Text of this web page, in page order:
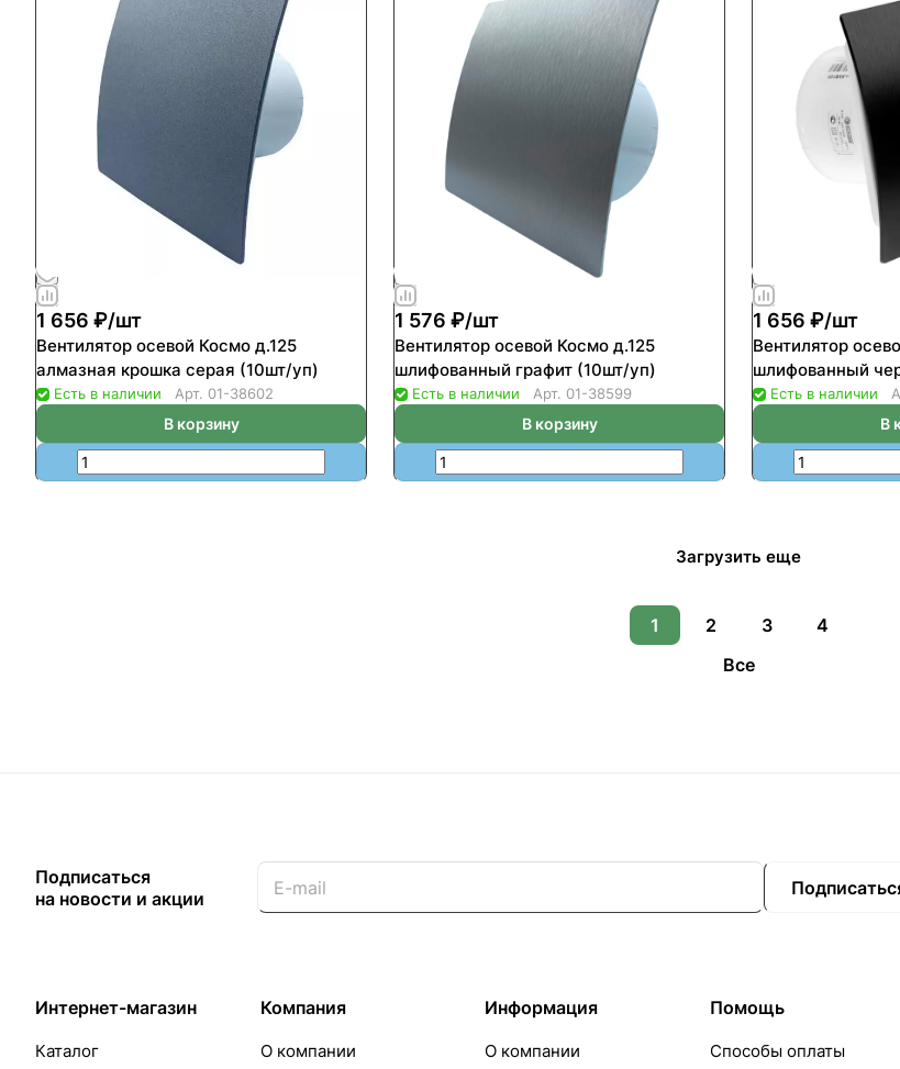
1 656 ₽/шт
Вентилятор осевой Космо д.125
алмазная крошка серая (10шт/уп)
Есть в наличии Арт. 01-38602
В корзину
1 576 ₽/шт
Вентилятор осевой Космо д.125
шлифованный графит (10шт/уп)
Есть в наличии Арт. 01-38599
В корзину
1 656 ₽/шт
Вентилятор
шлифованный
Есть в наличии
В
Загрузить еще
1 2 3
4
Все
Подписаться
на новости и акции
Интернет-магазин
Каталог
Компания
О компании
Информация
О компании
Помощь
Способы оплаты